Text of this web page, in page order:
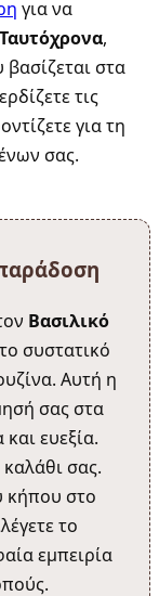
για να
Ταυτόχρονα,
στα
τις
για τη
σας.
Βασιλικό
συστατικό
Αυτή η
σας στα
ευεξία.
σας.
κήπου στο
το
εμπειρία